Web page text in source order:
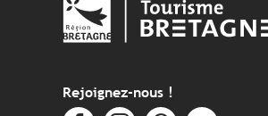
Rejoignez-nous !